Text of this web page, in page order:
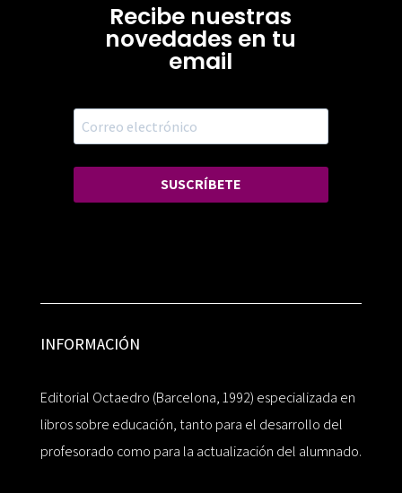
Recibe nuestras
novedades en tu
email
SUSCRÍBETE
INFORMACIÓN
Editorial Octaedro (Barcelona, 1992) especializada en
libros sobre educación, tanto para el desarrollo del
profesorado como para la actualización del alumnado.